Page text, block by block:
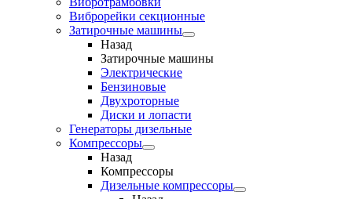
Виброрейки секционные
Затирочные машины
Назад
Затирочные машины
Электрические
Бензиновые
Двухроторные
Диски и лопасти
Генераторы дизельные
Компрессоры
Назад
Компрессоры
Дизельные компрессоры